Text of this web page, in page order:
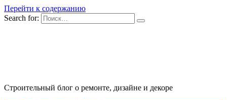
Перейти к содержанию
Search for:
Строительный блог о ремонте, дизайне и декоре